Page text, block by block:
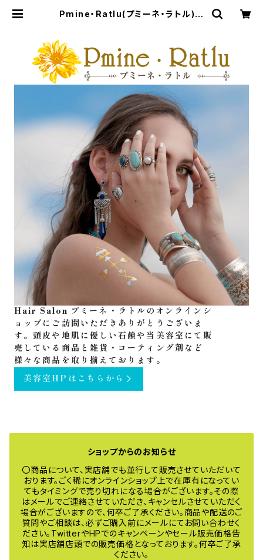
Pmine・Ratlu(プミーネ・ラトル) o
Hair Salon プミーネ・ラトルのオンラインシ
ョップにご訪問いただきありがとうございま
す。頭皮や地肌に優しい石鹸や当美容室にて販
売している商品と雑貨・コーティング剤など
様々な商品を取り揃えております。
美容室HPはこちらから
ショップからのお知らせ
〇商品について、実店舗でも並行して販売させていただいて
おります。ごく稀にオンラインショップ上で在庫有になってい
てもタイミングで売り切れになる場合がございます。その際
はメールでご連絡させていただき、キャンセルさせていただく
場合がございますので、何卒ご了承ください。商品や配送のご
質問やご相談は、必ずご購入前にメールにてお問い合わせく
ださい。TwitterやHPでのキャンペーンやセール販売価格告
知は実店舗店頭での販売価格となっております。何卒ご了承
ください。